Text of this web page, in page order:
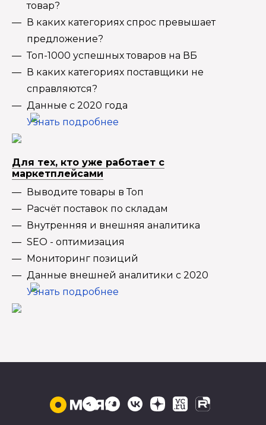
товар?
В каких категориях спрос превышает
предложение?
Топ-1000 успешных товаров на ВБ
В каких категориях поставщики не
справляются?
Данные с 2020 года
Узнать подробнее
Для тех, кто уже работает с
маркетплейсами
Выводите товары в Топ
Расчёт поставок по складам
Внутренняя и внешняя аналитика
SEO - оптимизация
Мониторинг позиций
Данные внешней аналитики с 2020
Узнать подробнее